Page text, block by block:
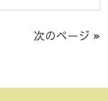
次のページ »